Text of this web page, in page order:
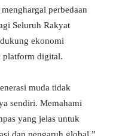
perbedaan
Seluruh Rakyat
ekonomi
platform digital.
muda tidak
sendiri. Memahami
yang jelas untuk